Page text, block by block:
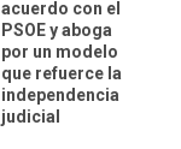
acuerdo con el
PSOE y aboga
por un modelo
que refuerce la
independencia
judicial